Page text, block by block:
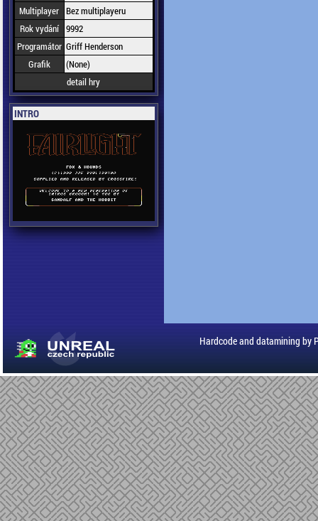
Multiplayer Bez multiplayeru
Rok vydání 9992
Programátor Griff Henderson
Grafik
(None)
detail hry
INTRO
Hardcode and datamining by